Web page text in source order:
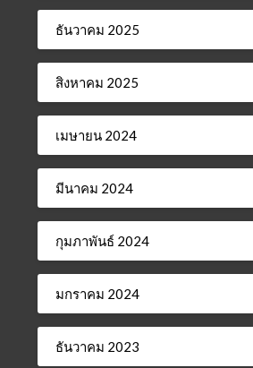
ธันวาคม 2025
สิงหาคม 2025
เมษายน 2024
มีนาคม 2024
กุมภาพันธ์ 2024
มกราคม 2024
ธันวาคม 2023